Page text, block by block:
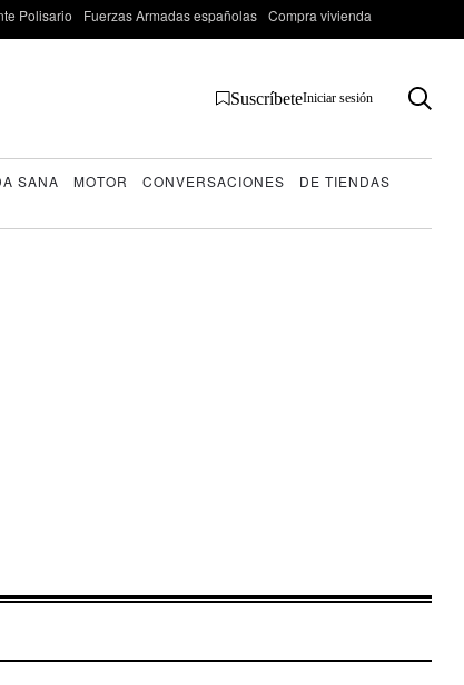
Polisario Fuerzas Armadas españolas Compra vivienda
SuscríbeteIniciar sesión
SANA MOTOR CONVERSACIONES
DE TIENDAS